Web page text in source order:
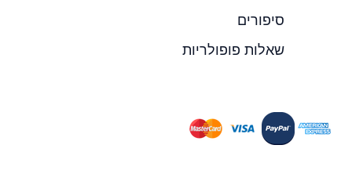
סיפורים
שאלות פופולריות